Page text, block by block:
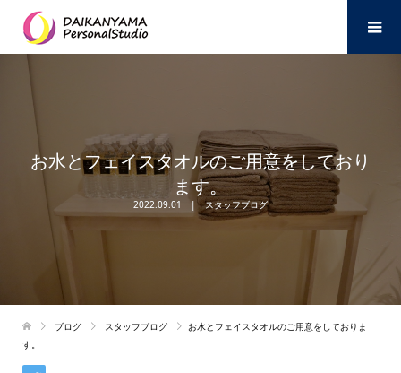
お水とフェイスタオルのご用意をしており
ます。
2022.09.01 スタッフブログ
ブログ スタッフブログ
お水とフェイスタオルのご用意をしておりま
す。